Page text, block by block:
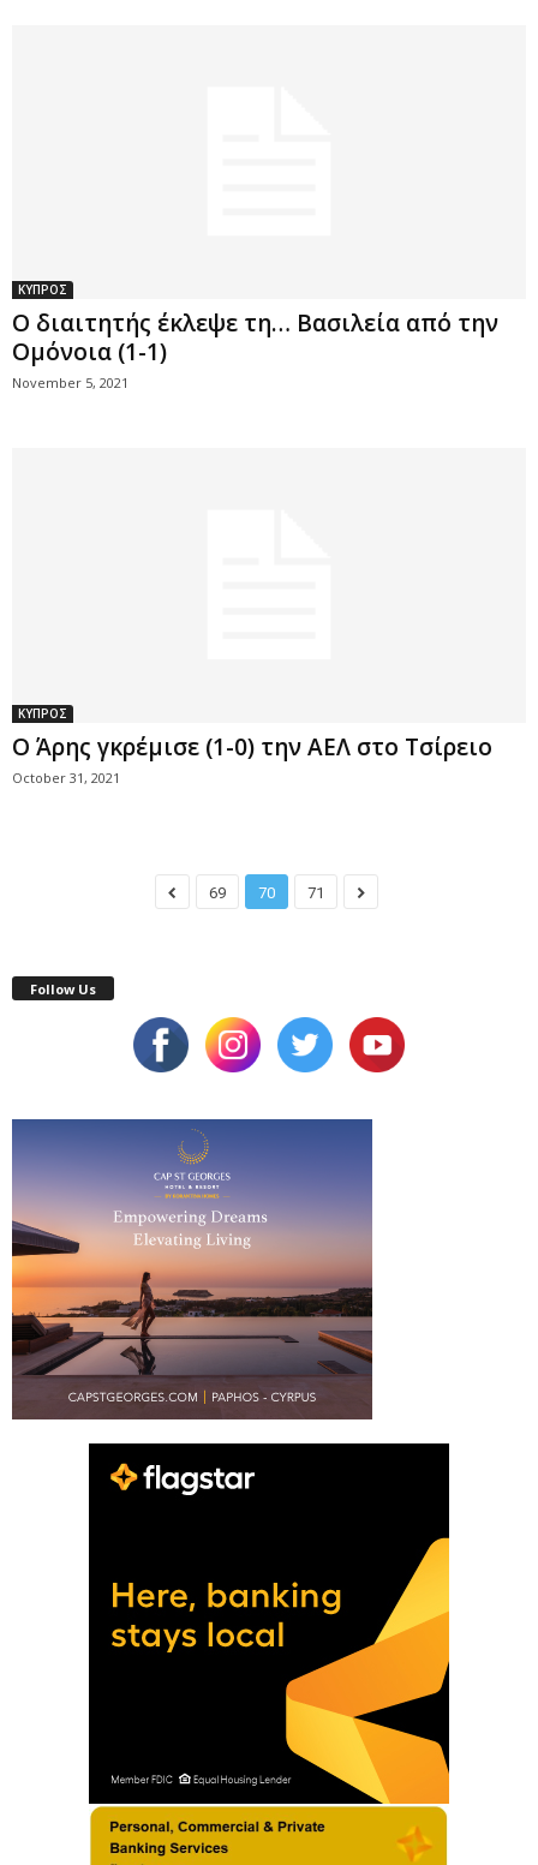
ΚΥΠΡΟΣ
O διαιτητής έκλεψε τη… Βασιλεία από την
Ομόνοια (1-1)
November 5, 2021
ΚΥΠΡΟΣ
Ο Άρης γκρέμισε (1-0) την ΑΕΛ στο Τσίρειο
October 31, 2021
69 70 71
Follow Us